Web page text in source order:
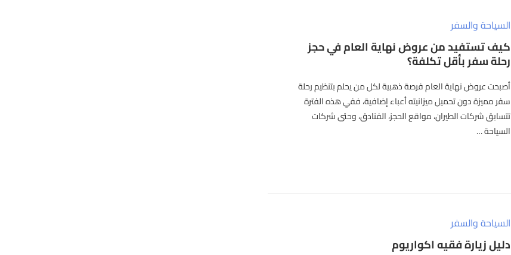
السياحة والسفر
كيف تستفيد من عروض نهاية العام في حجز
رحلة سفر بأقل تكلفة؟
أصبحت عروض نهاية العام فرصة ذهبية لكل من يحلم بتنظيم رحلة
سفر مميزة دون تحميل ميزانيته أعباء إضافية، ففي هذه الفترة
تتسابق شركات الطيران، مواقع الحجز، الفنادق، وحتى شركات
السياحة …
السياحة والسفر
دليل زيارة فقيه اكواريوم